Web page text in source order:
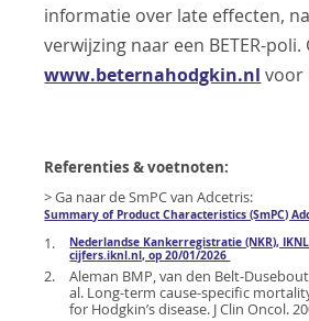
informatie over late effecten,
verwijzing naar een BETER-poli.
www.beternahodgkin.nl voor
Referenties & voetnoten:
> Ga naar de SmPC van Adcetris:
Summary of Product Characteristics (SmPC)
1.
Nederlandse Kankerregistratie (NKR),
cijfers.iknl.nl, op 20/01/2026
2.
Aleman BMP, van den Belt-
al. Long-term cause-specific
for Hodgkin’s disease. J Clin Oncol.